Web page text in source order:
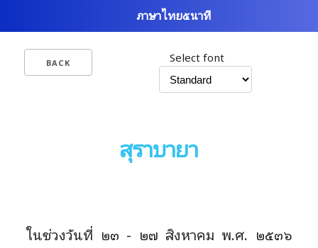
ภาษาไทย๕นาที
BACK Select font
สุราบายา
ในช่วงวันที่ ๒๓ - ๒๗ สิงหาคม พ.ศ. ๒๕๓๖